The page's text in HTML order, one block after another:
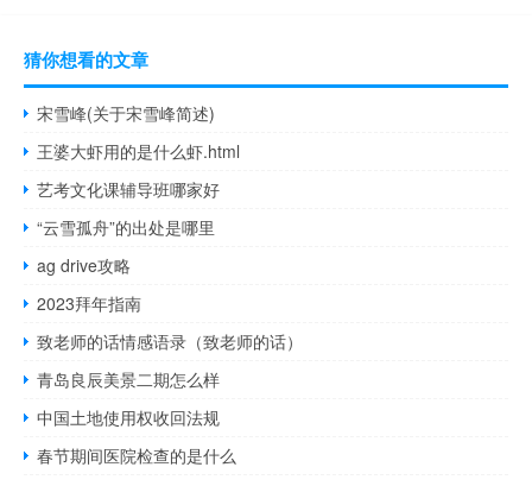
猜你想看的文章
宋雪峰(关于宋雪峰简述)
王婆大虾用的是什么虾.html
艺考文化课辅导班哪家好
“云雪孤舟”的出处是哪里
ag drive攻略
2023拜年指南
致老师的话情感语录（致老师的话）
青岛良辰美景二期怎么样
中国土地使用权收回法规
春节期间医院检查的是什么